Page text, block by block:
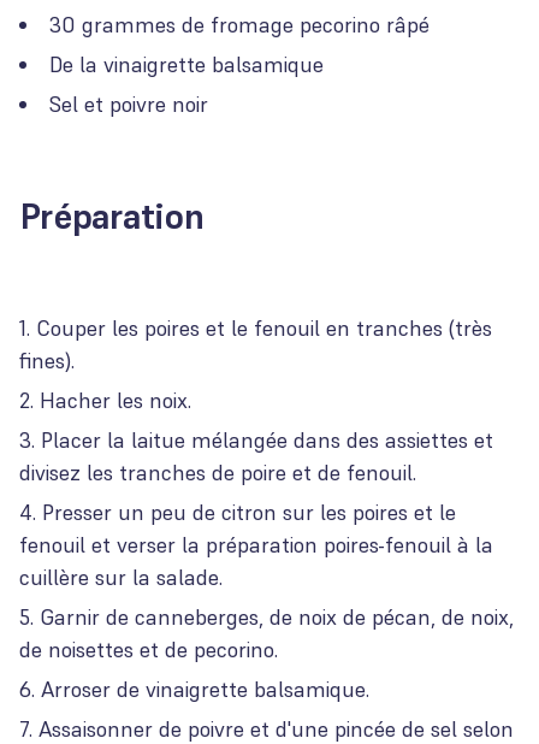
30 grammes de fromage pecorino râpé
De la vinaigrette balsamique
Sel et poivre noir
Préparation
Couper les poires et le fenouil en tranches (très
fines).
Hacher les noix.
Placer la laitue mélangée dans des assiettes et
divisez les tranches de poire et de fenouil.
Presser un peu de citron sur les poires et le
fenouil et verser la préparation poires-fenouil à la
cuillère sur la salade.
Garnir de canneberges, de noix de pécan, de noix,
de noisettes et de pecorino.
Arroser de vinaigrette balsamique.
Assaisonner de poivre et d'une pincée de sel selon